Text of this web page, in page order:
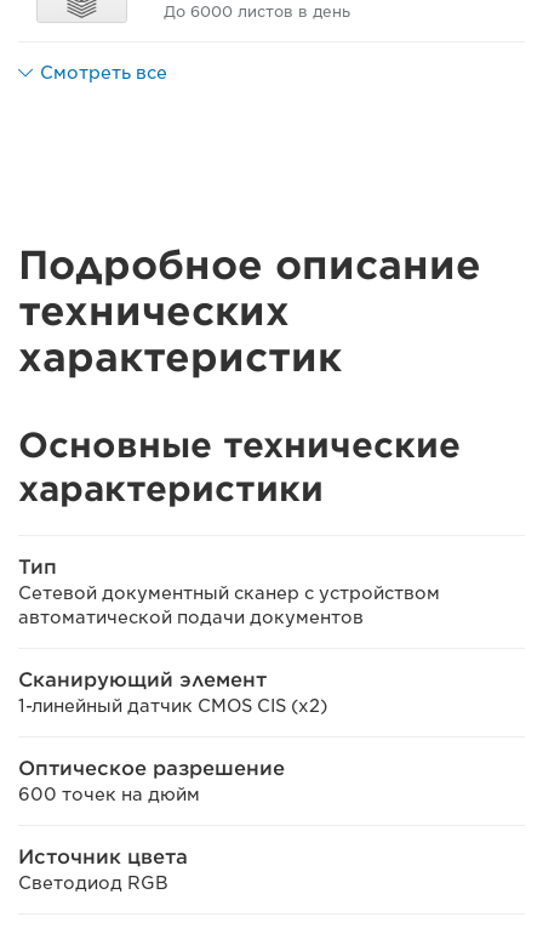
До 6000 листов в день
Смотреть все
Подробное описание
технических
характеристик
Основные технические
характеристики
Тип
Сетевой документный сканер с устройством
автоматической подачи документов
Сканирующий элемент
1-линейный датчик CMOS CIS (x2)
Оптическое разрешение
600 точек на дюйм
Источник цвета
Светодиод RGB